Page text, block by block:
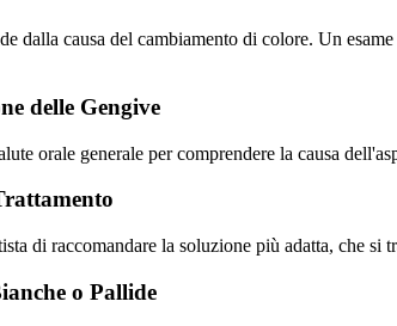
dalla causa del cambiamento di colore. Un
delle Gengive
orale generale per comprendere la causa
di raccomandare la soluzione più adatta, che
o Pallide